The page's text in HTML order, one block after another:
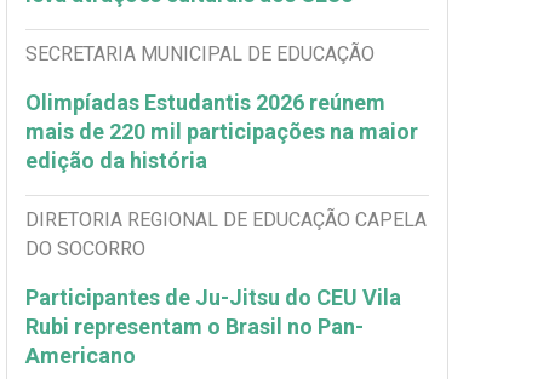
SECRETARIA MUNICIPAL DE EDUCAÇÃO
Olimpíadas Estudantis 2026 reúnem
mais de 220 mil participações na maior
edição da história
DIRETORIA REGIONAL DE EDUCAÇÃO CAPELA
DO SOCORRO
Participantes de Ju-Jitsu do CEU Vila
Rubi representam o Brasil no Pan-
Americano